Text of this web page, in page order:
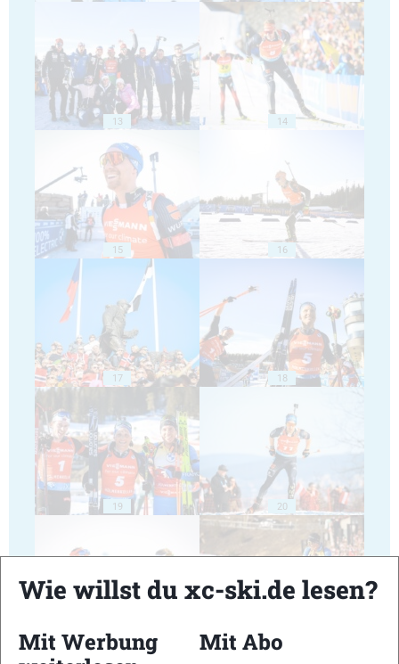
13 14
15 16
17 18
19 20
Wie willst du xc-ski.de lesen?
Mit Werbung
Mit Abo